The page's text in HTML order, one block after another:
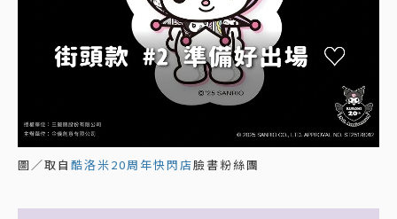
圖／取自 酷洛米20周年快閃店臉書粉絲團